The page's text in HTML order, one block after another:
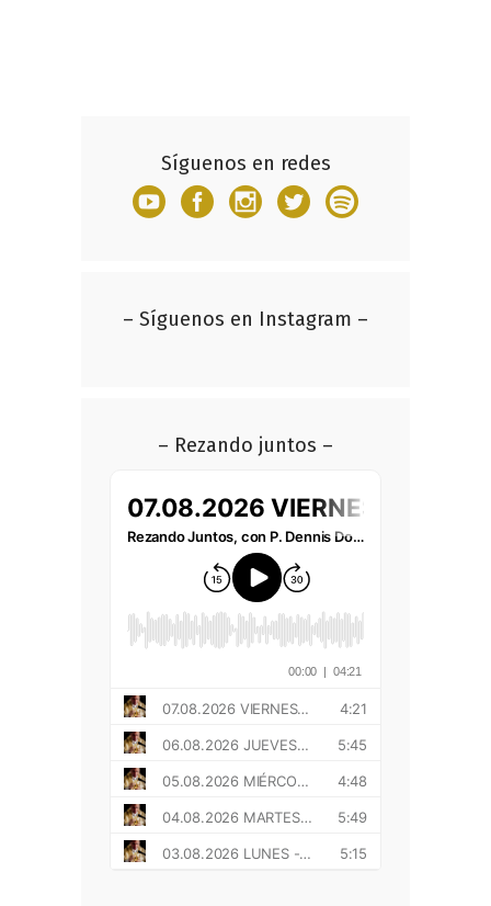
Síguenos en redes
– Síguenos en Instagram –
– Rezando juntos –